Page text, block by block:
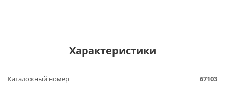
Характеристики
Каталожный номер 67103